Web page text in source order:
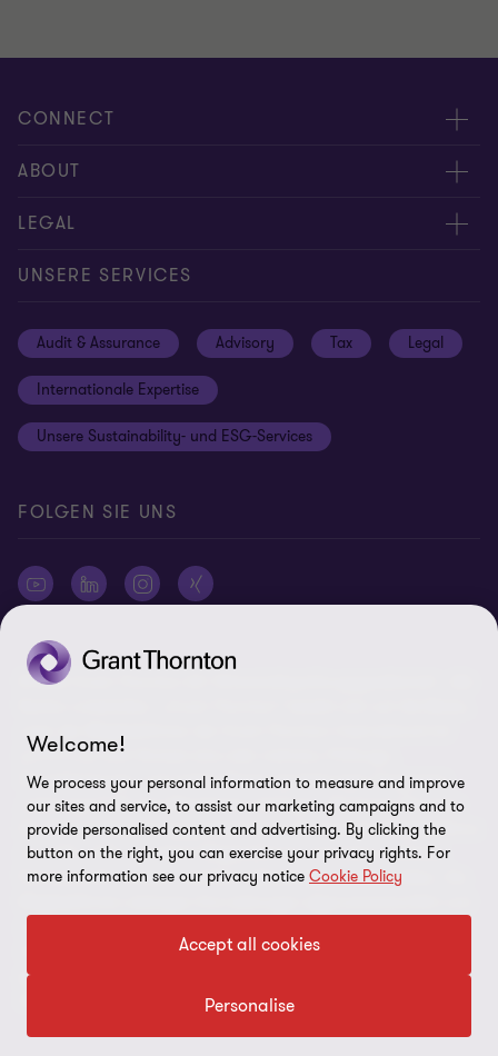
CONNECT
Kontakt
Experten
Hinweisgebersystem
Login
ABOUT
Über uns
Karriere
Newsletter Anmeldung
LEGAL
Impressum
Informationspflichten DS-GVO
Rechtliche Hinweise
Cookie-Einstellungen
UNSERE SERVICES
Audit & Assurance Advisory Tax Legal
Internationale Expertise
Unsere Sustainability- und ESG-Services
FOLGEN SIE UNS
© 2026 Grant Thornton AG Wirtschaftsprüfungsgesellschaft - Alle
unter der Mitgliedsfirmen der Grant Thornton International Ltd
(„GTIL“), je nach Kontext eine oder mehrere, Prüfungs-,
Steuerberatungs- und andere Beratungs-leistungen (insgesamt
„Leistungen“) für ihre Mandanten erbringen. Die Grant Thornton
AG Wirtschaftsprüfungsgesellschaft ist die deutsche Mitgliedsfirma
von GTIL. GTIL und deren Mitgliedsfirmen sind keine weltweite
Partnerschaft, sondern rechtlich selbständige Gesellschaften. Die
nicht tätige Dachorganisation erbringt GTIL keine Leistungen
gegenüber Mandanten. Sämtliche Bezeichnungen richten sich an
Welcome!
We process your personal information to measure and improve
our sites and service, to assist our marketing campaigns and to
provide personalised content and advertising. By clicking the
button on the right, you can exercise your privacy rights. For
more information see our privacy notice Cookie Policy
Accept all cookies
Personalise